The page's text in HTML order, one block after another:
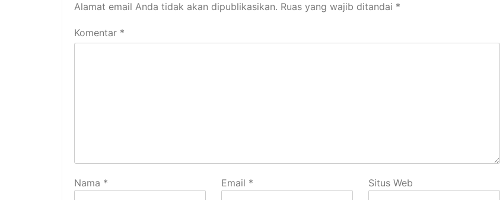
Alamat email Anda tidak akan dipublikasikan. Ruas yang wajib ditandai *
Komentar *
Nama * Email * Situs Web